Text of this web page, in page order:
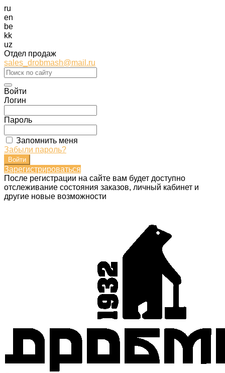
ru
en
be
kk
uz
Отдел продаж
sales_drobmash@mail.ru
Войти
Логин
Пароль
Запомнить меня
Забыли пароль?
Зарегистрироваться
После регистрации на сайте вам будет доступно
отслеживание состояния заказов, личный кабинет и
другие новые возможности